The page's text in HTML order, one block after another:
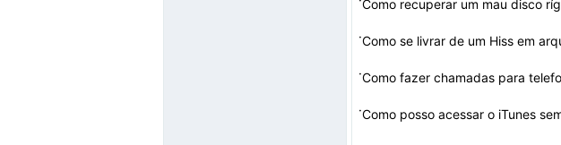
Como recuperar um mau disco
·Como se livrar de um Hiss em
·
·Como posso acessar o iTunes